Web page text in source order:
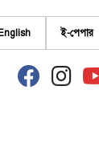
English ই-পেপার
fab
fa-
fab
fa-